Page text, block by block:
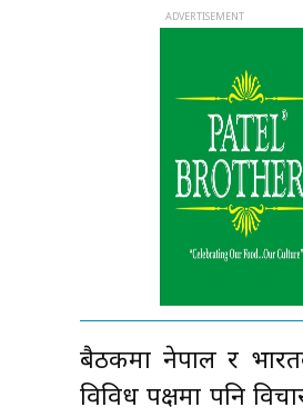
बैठकमा नेपाल र
विविध पक्षमा पनि